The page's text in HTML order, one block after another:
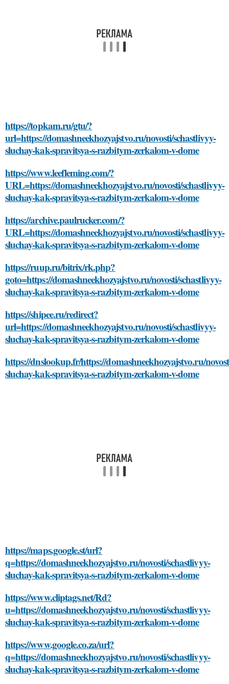
https://topkam.ru/gtu/?
url=https://domashneekhozyajstvo.ru/novosti/schastlivyy-
sluchay-kak-spravitsya-s-razbitym-zerkalom-v-dome
https://www.leefleming.com/?
URL=https://domashneekhozyajstvo.ru/novosti/schastlivyy-
sluchay-kak-spravitsya-s-razbitym-zerkalom-v-dome
https://archive.paulrucker.com/?
URL=https://domashneekhozyajstvo.ru/novosti/schastlivyy-
sluchay-kak-spravitsya-s-razbitym-zerkalom-v-dome
https://ruup.ru/bitrix/rk.php?
goto=https://domashneekhozyajstvo.ru/novosti/schastlivyy-
sluchay-kak-spravitsya-s-razbitym-zerkalom-v-dome
https://shipee.ru/redirect?
url=https://domashneekhozyajstvo.ru/novosti/schastlivyy-
sluchay-kak-spravitsya-s-razbitym-zerkalom-v-dome
https://dnslookup.fr/https://domashneekhozyajstvo.ru/
sluchay-kak-spravitsya-s-razbitym-zerkalom-v-dome
https://maps.google.st/url?
q=https://domashneekhozyajstvo.ru/novosti/schastlivyy-
sluchay-kak-spravitsya-s-razbitym-zerkalom-v-dome
https://www.cliptags.net/Rd?
u=https://domashneekhozyajstvo.ru/novosti/schastlivyy-
sluchay-kak-spravitsya-s-razbitym-zerkalom-v-dome
https://www.google.co.za/url?
q=https://domashneekhozyajstvo.ru/novosti/schastlivyy-
sluchay-kak-spravitsya-s-razbitym-zerkalom-v-dome